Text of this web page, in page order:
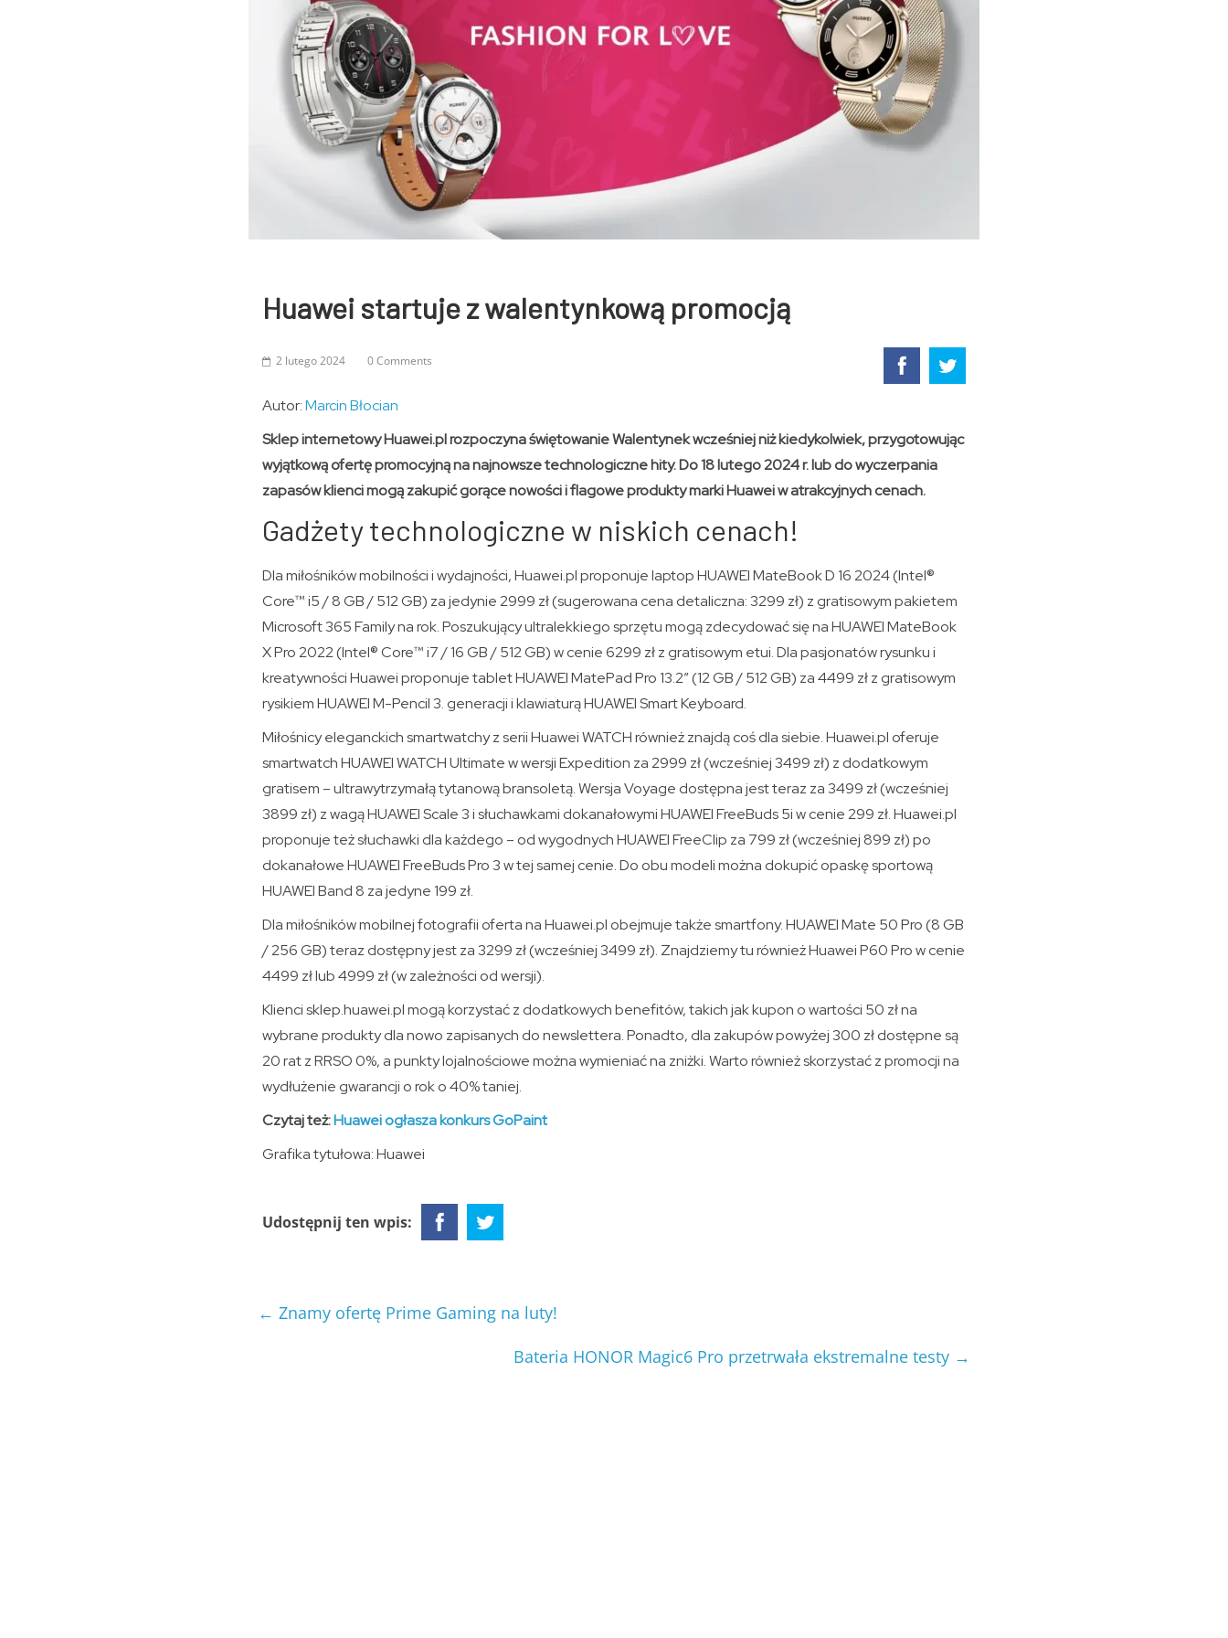
Huawei startuje z walentynkową promocją
2 lutego 2024 0 Comments
Autor:Marcin Błocian
Sklep internetowy Huawei.pl rozpoczyna świętowanie Walentynek wcześniej niż kiedykolwiek, przygotowując
wyjątkową ofertę promocyjną na najnowsze technologiczne hity. Do 18 lutego 2024 r. lub do wyczerpania
zapasów klienci mogą zakupić gorące nowości i flagowe produkty marki Huawei w atrakcyjnych cenach.
Gadżety technologiczne w niskich cenach!
Dla miłośników mobilności i wydajności, Huawei.pl proponuje laptop HUAWEI MateBook D 16 2024 (Intel®
Core™ i5 / 8 GB / 512 GB) za jedynie 2999 zł (sugerowana cena detaliczna: 3299 zł) z gratisowym pakietem
Microsoft 365 Family na rok. Poszukujący ultralekkiego sprzętu mogą zdecydować się na HUAWEI MateBook
X Pro 2022 (Intel® Core™ i7 / 16 GB / 512 GB) w cenie 6299 zł z gratisowym etui. Dla pasjonatów rysunku i
kreatywności Huawei proponuje tablet HUAWEI MatePad Pro 13.2” (12 GB / 512 GB) za 4499 zł z gratisowym
rysikiem HUAWEI M-Pencil 3. generacji i klawiaturą HUAWEI Smart Keyboard.
Miłośnicy eleganckich smartwatchy z serii Huawei WATCH również znajdą coś dla siebie. Huawei.pl oferuje
smartwatch HUAWEI WATCH Ultimate w wersji Expedition za 2999 zł (wcześniej 3499 zł) z dodatkowym
gratisem – ultrawytrzymałą tytanową bransoletą. Wersja Voyage dostępna jest teraz za 3499 zł (wcześniej
3899 zł) z wagą HUAWEI Scale 3 i słuchawkami dokanałowymi HUAWEI FreeBuds 5i w cenie 299 zł. Huawei.pl
proponuje też słuchawki dla każdego – od wygodnych HUAWEI FreeClip za 799 zł (wcześniej 899 zł) po
dokanałowe HUAWEI FreeBuds Pro 3 w tej samej cenie. Do obu modeli można dokupić opaskę sportową
HUAWEI Band 8 za jedyne 199 zł.
Dla miłośników mobilnej fotografii oferta na Huawei.pl obejmuje także smartfony. HUAWEI Mate 50 Pro (8 GB
/ 256 GB) teraz dostępny jest za 3299 zł (wcześniej 3499 zł). Znajdziemy tu również Huawei P60 Pro w cenie
4499 zł lub 4999 zł (w zależności od wersji).
Klienci sklep.huawei.pl mogą korzystać z dodatkowych benefitów, takich jak kupon o wartości 50 zł na
wybrane produkty dla nowo zapisanych do newslettera. Ponadto, dla zakupów powyżej 300 zł dostępne są
20 rat z RRSO 0%, a punkty lojalnościowe można wymieniać na zniżki. Warto również skorzystać z promocji na
wydłużenie gwarancji o rok o 40% taniej.
Czytaj też:Huawei ogłasza konkurs GoPaint
Grafika tytułowa: Huawei
Udostępnij ten wpis:
← Znamy ofertę Prime Gaming na luty!
Bateria HONOR Magic6 Pro przetrwała ekstremalne testy →